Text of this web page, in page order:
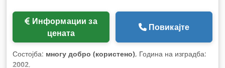
цената
Повикајте
Состојба: многу добро (користено), Година на изградба:
2002,